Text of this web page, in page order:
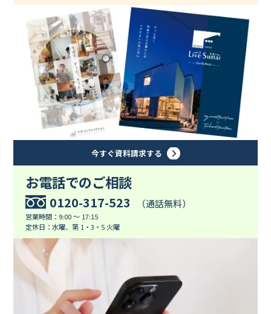
今すぐ資料請求する
お電話でのご相談
0120-317-523 （通話無料）
営業時間：9:00 ～ 17:15
定休日：水曜、第 1・3・5 火曜